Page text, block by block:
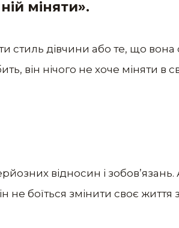
міняти».
стиль дівчини або те, що
він нічого не хоче міняти в
відносин і
не боїться змінити своє життя